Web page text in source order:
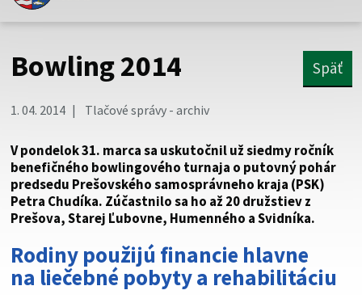
Toto je oficiálna webová stránka Prešovského
Táto stránka je zabezpečená
Buďte pozorní a vždy sa uistite, že zdieľate informácie iba
vždy začína https:// pred názvom domény webového sídla.
Bowling 2014 Späť
1. 04. 2014 Tlačové správy - archiv
V pondelok 31. marca sa uskutočnil už siedmy ročník
benefičného bowlingového turnaja o putovný pohár
predsedu Prešovského samosprávneho kraja (PSK)
Petra Chudíka. Zúčastnilo sa ho až 20 družstiev z
Prešova, Starej Ľubovne, Humenného a Svidníka.
Rodiny použijú financie hlavne
na liečebné pobyty a rehabilitáciu